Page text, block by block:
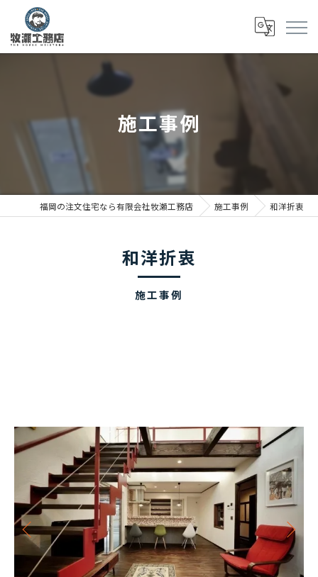
施工事例
福岡の注文住宅なら有限会社牧瀬工務店 施工事例 和洋折衷
施工事例
和洋折衷